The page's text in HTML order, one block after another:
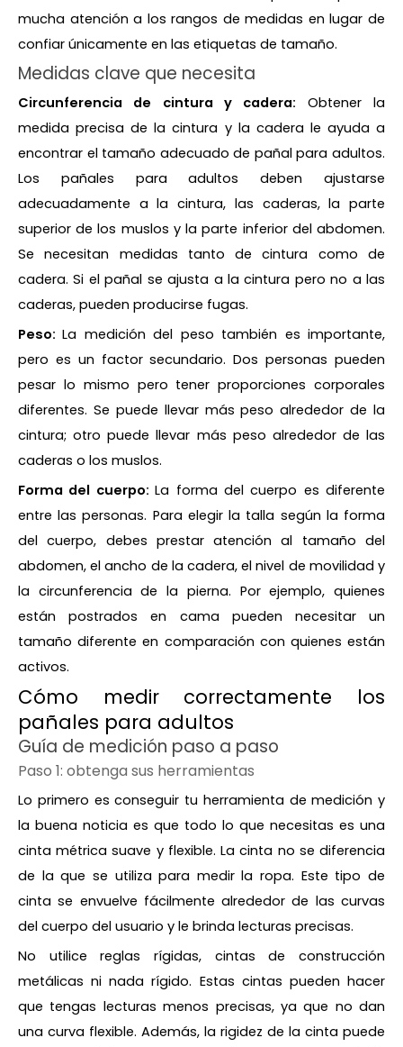
mucha atención a los rangos de medidas en lugar de
confiar únicamente en las etiquetas de tamaño.
Medidas clave que necesita
Circunferencia de cintura y cadera: Obtener la
medida precisa de la cintura y la cadera le ayuda a
encontrar el tamaño adecuado de pañal para adultos.
Los pañales para adultos deben ajustarse
adecuadamente a la cintura, las caderas, la parte
superior de los muslos y la parte inferior del abdomen.
Se necesitan medidas tanto de cintura como de
cadera. Si el pañal se ajusta a la cintura pero no a las
caderas, pueden producirse fugas.
Peso:La medición del peso también es importante,
pero es un factor secundario. Dos personas pueden
pesar lo mismo pero tener proporciones corporales
diferentes. Se puede llevar más peso alrededor de la
cintura; otro puede llevar más peso alrededor de las
caderas o los muslos.
Forma del cuerpo:La forma del cuerpo es diferente
entre las personas. Para elegir la talla según la forma
del cuerpo, debes prestar atención al tamaño del
abdomen, el ancho de la cadera, el nivel de movilidad y
la circunferencia de la pierna. Por ejemplo, quienes
están postrados en cama pueden necesitar un
tamaño diferente en comparación con quienes están
activos.
Cómo medir correctamente los
pañales para adultos
Guía de medición paso a paso
Paso 1: obtenga sus herramientas
Lo primero es conseguir tu herramienta de medición y
la buena noticia es que todo lo que necesitas es una
cinta métrica suave y flexible. La cinta no se diferencia
de la que se utiliza para medir la ropa. Este tipo de
cinta se envuelve fácilmente alrededor de las curvas
del cuerpo del usuario y le brinda lecturas precisas.
No utilice reglas rígidas, cintas de construcción
metálicas ni nada rígido. Estas cintas pueden hacer
que tengas lecturas menos precisas, ya que no dan
una curva flexible. Además, la rigidez de la cinta puede